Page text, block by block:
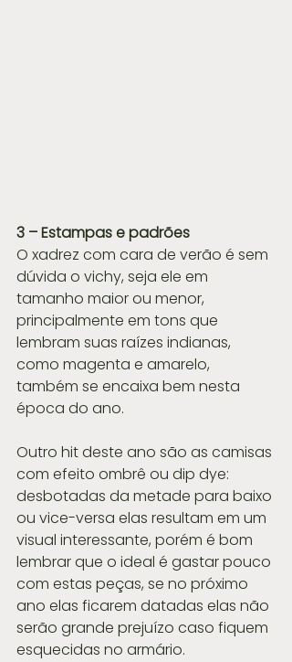
3 – Estampas e padrões
O xadrez com cara de verão é sem
dúvida o vichy, seja ele em
tamanho maior ou menor,
principalmente em tons que
lembram suas raízes indianas,
como magenta e amarelo,
também se encaixa bem nesta
época do ano.
Outro hit deste ano são as camisas
com efeito ombrê ou dip dye:
desbotadas da metade para baixo
ou vice-versa elas resultam em um
visual interessante, porém é bom
lembrar que o ideal é gastar pouco
com estas peças, se no próximo
ano elas ficarem datadas elas não
serão grande prejuízo caso fiquem
esquecidas no armário.